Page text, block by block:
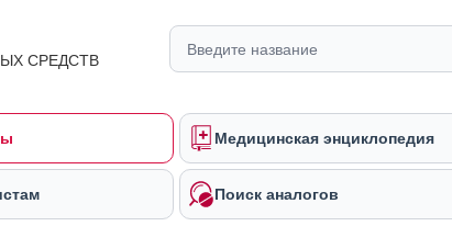
СРЕДСТВ
Медицинская энциклопедия
Поиск аналогов